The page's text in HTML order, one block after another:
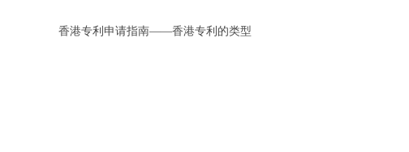
香港专利申请指南——香港专利的类型